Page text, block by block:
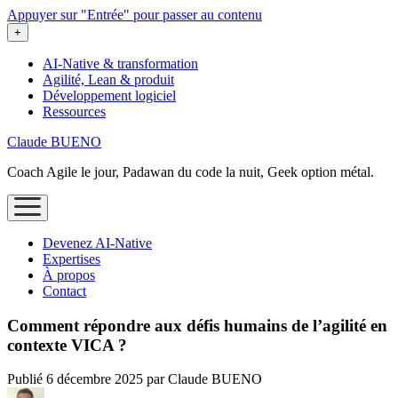
Appuyer sur "Entrée" pour passer au contenu
ouvrir
le
+
AI-Native & transformation
Agilité, Lean & produit
Développement logiciel
Ressources
Claude BUENO
Coach Agile le jour, Padawan du code la nuit, Geek option métal.
ouvrir
le
Devenez AI‑Native
Expertises
À propos
Contact
Comment répondre aux défis humains de l’agilité en
contexte VICA ?
Publié 6 décembre 2025 par Claude BUENO